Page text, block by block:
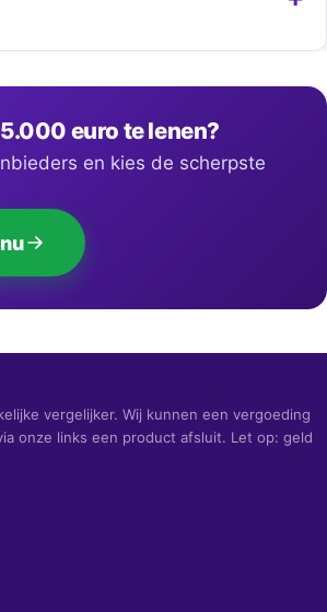
euro te lenen?
en kies de scherpste
vergelijker. Wij kunnen een vergoeding
onze links een product afsluit. Let op: geld